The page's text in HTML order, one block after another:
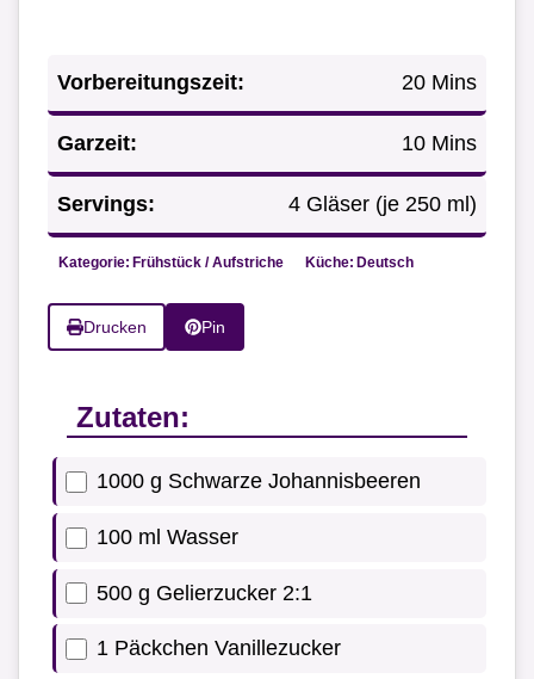
Vorbereitungszeit: 20 Mins
Garzeit: 10 Mins
Servings: 4 Gläser (je 250 ml)
Kategorie: Frühstück / Aufstriche Küche: Deutsch
Drucken Pin
Zutaten:
1000 g Schwarze Johannisbeeren
100 ml Wasser
500 g Gelierzucker 2:1
1 Päckchen Vanillezucker